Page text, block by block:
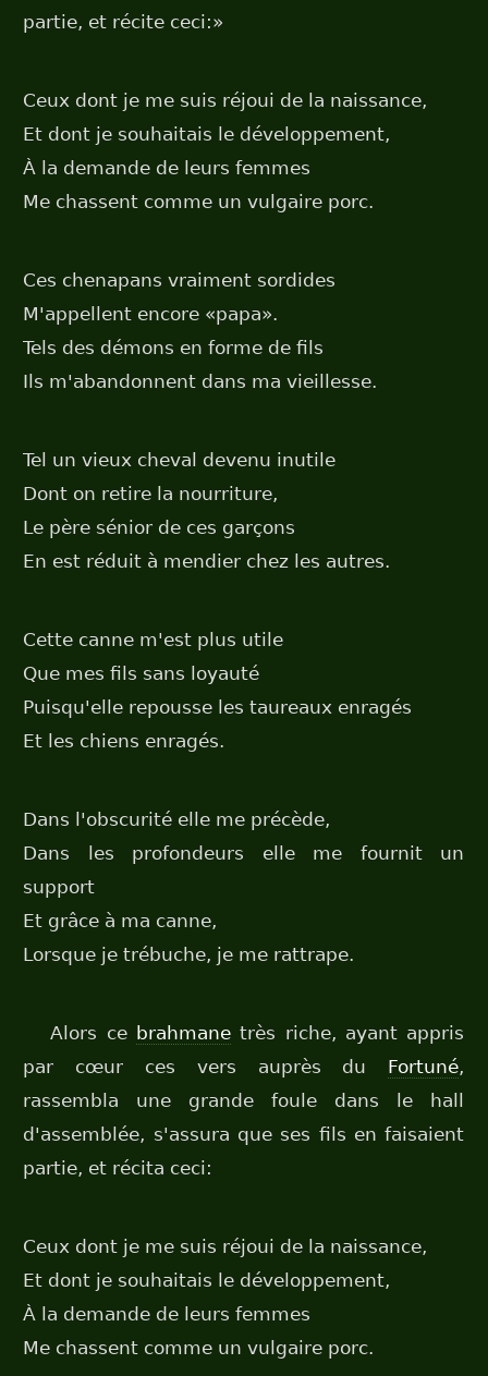
partie, et récite ceci:»
Ceux dont je me suis réjoui de la naissance,
Et dont je souhaitais le développement,
À la demande de leurs femmes
Me chassent comme un vulgaire porc.
Ces chenapans vraiment sordides
M'appellent encore «papa».
Tels des démons en forme de fils
Ils m'abandonnent dans ma vieillesse.
Tel un vieux cheval devenu inutile
Dont on retire la nourriture,
Le père sénior de ces garçons
En est réduit à mendier chez les autres.
Cette canne m'est plus utile
Que mes fils sans loyauté
Puisqu'elle repousse les taureaux enragés
Et les chiens enragés.
Dans l'obscurité elle me précède,
Dans les profondeurs elle me fournit un
support
Et grâce à ma canne,
Lorsque je trébuche, je me rattrape.
Alors ce brahmanetrès riche, ayant appris
par cœur ces vers auprès du Fortuné,
rassembla une grande foule dans le hall
d'assemblée, s'assura que ses fils en faisaient
partie, et récita ceci:
Ceux dont je me suis réjoui de la naissance,
Et dont je souhaitais le développement,
À la demande de leurs femmes
Me chassent comme un vulgaire porc.